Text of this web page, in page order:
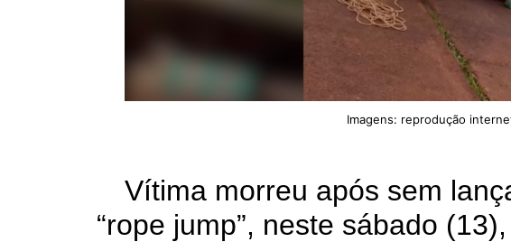
Imagens: reprodução
Vítima morreu após sem
“rope jump”, neste sábado